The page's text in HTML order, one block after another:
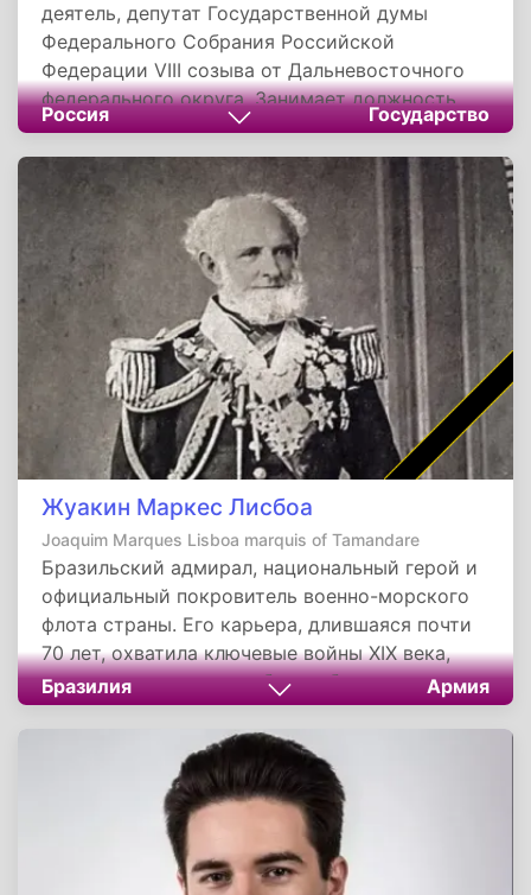
деятель, депутат Государственной думы
Федерального Собрания Российской
Федерации VIII созыва от Дальневосточного
федерального округа. Занимает должность
секретаря Хабаровского регионального
отделения партии «Единая Россия», является
членом Генерального совета партии.
Руководит региональным отделением с 2019
года.
Россия Государство
Жуакин Маркес Лисбоа
Joaquim Marques Lisboa marquis of Tamandare
Бразильский адмирал, национальный герой и
официальный покровитель военно-морского
флота страны. Его карьера, длившаяся почти
70 лет, охватила ключевые войны XIX века,
включая решающую победу в битве при
Риачуэло. В знак признания его заслуг день
его рождения, 13 декабря, отмечается в
Бразилии как День моряка. Его имя
увековечено в названиях городов, кораблей и
многочисленных памятниках по всей стране.
Бразилия Армия